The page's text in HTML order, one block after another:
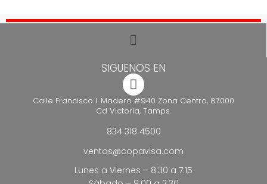
SIGUENOS EN
Calle Francisco I. Madero #940 Zona Centro, 87000
Cd Victoria, Tamps.
834 318 4500
ventas@copavisa.com
Lunes a Viernes – 8:30 a 7:15